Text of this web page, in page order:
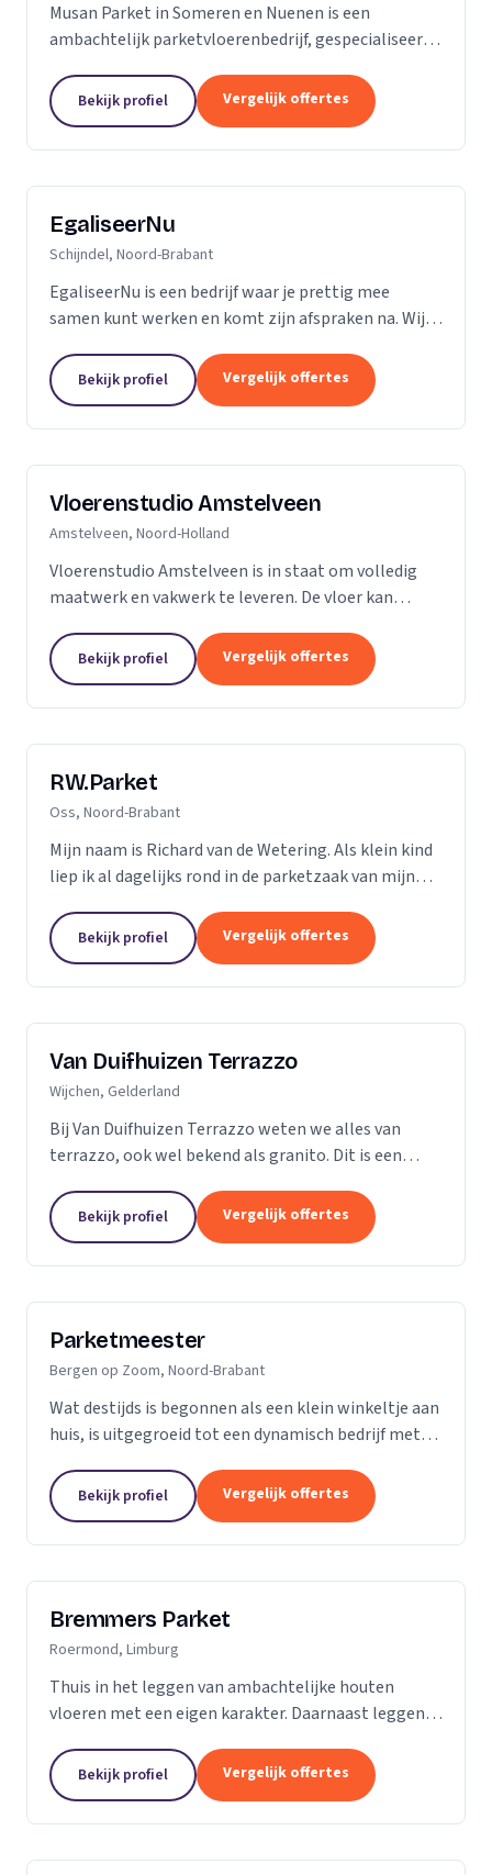
Musan Parket in Someren en Nuenen is een
ambachtelijk parketvloerenbedrijf, gespecialiseerd
het adres bij uitstek voor de renovatie van
bestaande...
Bekijk profiel Vergelijk offertes
EgaliseerNu
Schijndel, Noord-Brabant
EgaliseerNu is een bedrijf waar je prettig mee
samen kunt werken en komt zijn afspraken na. Wij
uitziet.Bekijk profiel Vergelijk offertes
Vloerenstudio Amstelveen
Amstelveen, Noord-Holland
Vloerenstudio Amstelveen is in staat om volledig
maatwerk en vakwerk te leveren. De vloer kan
om type materiaal, kleur, afmeting of uitstraling.
Geen...
Bekijk profiel Vergelijk offertes
RW.Parket
Oss, Noord-Brabant
Mijn naam is Richard van de Wetering. Als klein kind
liep ik al dagelijks rond in de parketzaak van mijn
ook de reden dat ik besloot zelf...
Bekijk profiel Vergelijk offertes
Van Duifhuizen Terrazzo
Wijchen, Gelderland
Bij Van Duifhuizen Terrazzo weten we alles van
terrazzo, ook wel bekend als granito. Dit is een
is in principe te produceren in elke vorm....
Bekijk profiel Vergelijk offertes
Parketmeester
Bergen op Zoom, Noord-Brabant
Wat destijds is begonnen als een klein winkeltje aan
huis, is uitgegroeid tot een dynamisch bedrijf met
mogelijkheden op het gebied van parket, kurk en...
Bekijk profiel Vergelijk offertes
Bremmers Parket
Roermond, Limburg
Thuis in het leggen van ambachtelijke houten
vloeren met een eigen karakter. Daarnaast leggen
soorten laminaat en PVC vloeren. Heeft u al een...
Bekijk profiel Vergelijk offertes